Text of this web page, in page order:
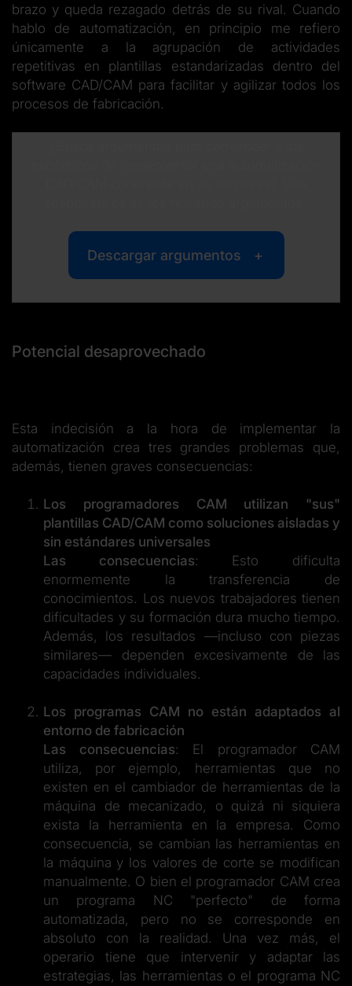
brazo y queda rezagado detrás de su rival. Cuando
hablo de automatización, en principio me refiero
únicamente a la agrupación de actividades
repetitivas en plantillas estandarizadas dentro del
software CAD/CAM para facilitar y agilizar todos los
procesos de fabricación.
Descargar argumentos
Potencial desaprovechado
Esta indecisión a la hora de implementar la
automatización crea tres grandes problemas que,
además, tienen graves consecuencias:
Los programadores CAM utilizan "sus"
plantillas CAD/CAM como soluciones aisladas y
sin estándares universales
Las consecuencias: Esto dificulta
enormemente la transferencia de
conocimientos. Los nuevos trabajadores tienen
dificultades y su formación dura mucho tiempo.
Además, los resultados —incluso con piezas
similares— dependen excesivamente de las
capacidades individuales.
Los programas CAM no están adaptados al
entorno de fabricación
Las consecuencias: El programador CAM
utiliza, por ejemplo, herramientas que no
existen en el cambiador de herramientas de la
máquina de mecanizado, o quizá ni siquiera
exista la herramienta en la empresa. Como
consecuencia, se cambian las herramientas en
la máquina y los valores de corte se modifican
manualmente. O bien el programador CAM crea
un programa NC "perfecto" de forma
automatizada, pero no se corresponde en
absoluto con la realidad. Una vez más, el
operario tiene que intervenir y adaptar las
estrategias, las herramientas o el programa NC